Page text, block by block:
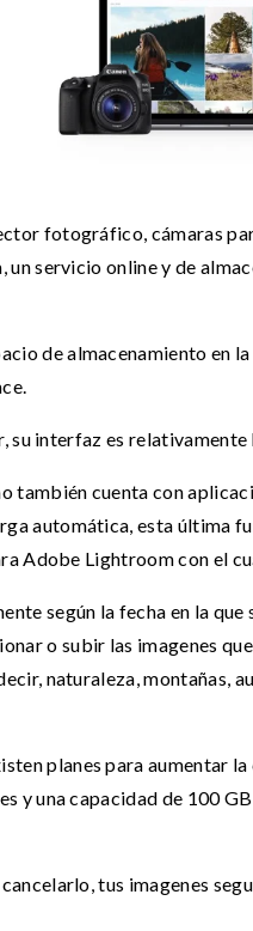
fotográfico, cámaras
servicio online y de
de almacenamiento en
su interfaz es
también cuenta con
automática, esta última
Adobe Lightroom con el
según la fecha en la
o subir las imagenes
naturaleza, montañas,
planes para aumentar
y una capacidad de 100
tus imagenes